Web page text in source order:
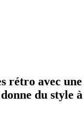
rétro avec
donne du style